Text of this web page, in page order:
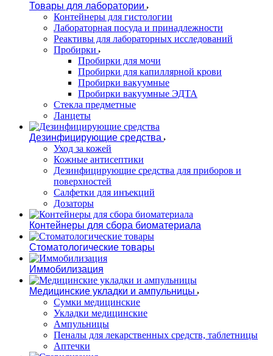
Товары для лаборатории
Контейнеры для гистологии
Лабораторная посуда и принадлежности
Реактивы для лабораторных исследований
Пробирки
Пробирки для мочи
Пробирки для капиллярной крови
Пробирки вакуумные
Пробирки вакуумные ЭДТА
Стекла предметные
Ланцеты
Дезинфицирующие средства
Уход за кожей
Кожные антисептики
Дезинфицирующие средства для приборов и
поверхностей
Салфетки для инъекций
Дозаторы
Контейнеры для сбора биоматериала
Стоматологические товары
Иммобилизация
Медицинские укладки и ампульницы
Сумки медицинские
Укладки медицинские
Ампульницы
Пеналы для лекарственных средств, таблетницы
Аптечки